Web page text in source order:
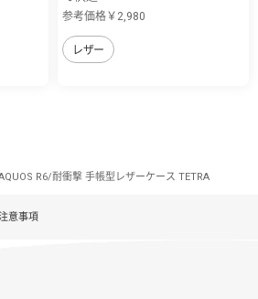
参考価格￥2,980
レザー
AQUOS R6/耐衝撃 手帳型レザーケース TETRA
意事項